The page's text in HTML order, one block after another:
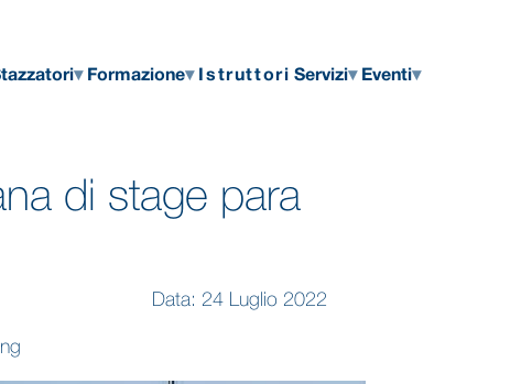
Formazione Istruttori Servizi Eventi
di stage para
Data: 24 Luglio 2022